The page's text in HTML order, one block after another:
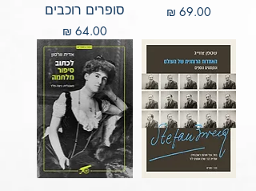
מחיר
סופרים רוכבים
מחיר